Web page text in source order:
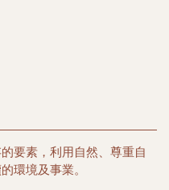
要素，利用自然、尊重自
環境及事業。